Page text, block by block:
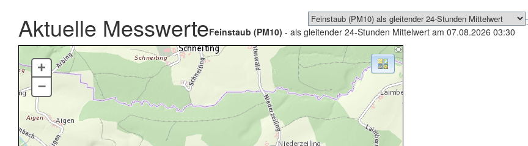
Aktuelle MesswerteFeinstaub (PM10) - als gleitender 24-Stunden Mittelwert am 07.08.2026 03:30
+
–